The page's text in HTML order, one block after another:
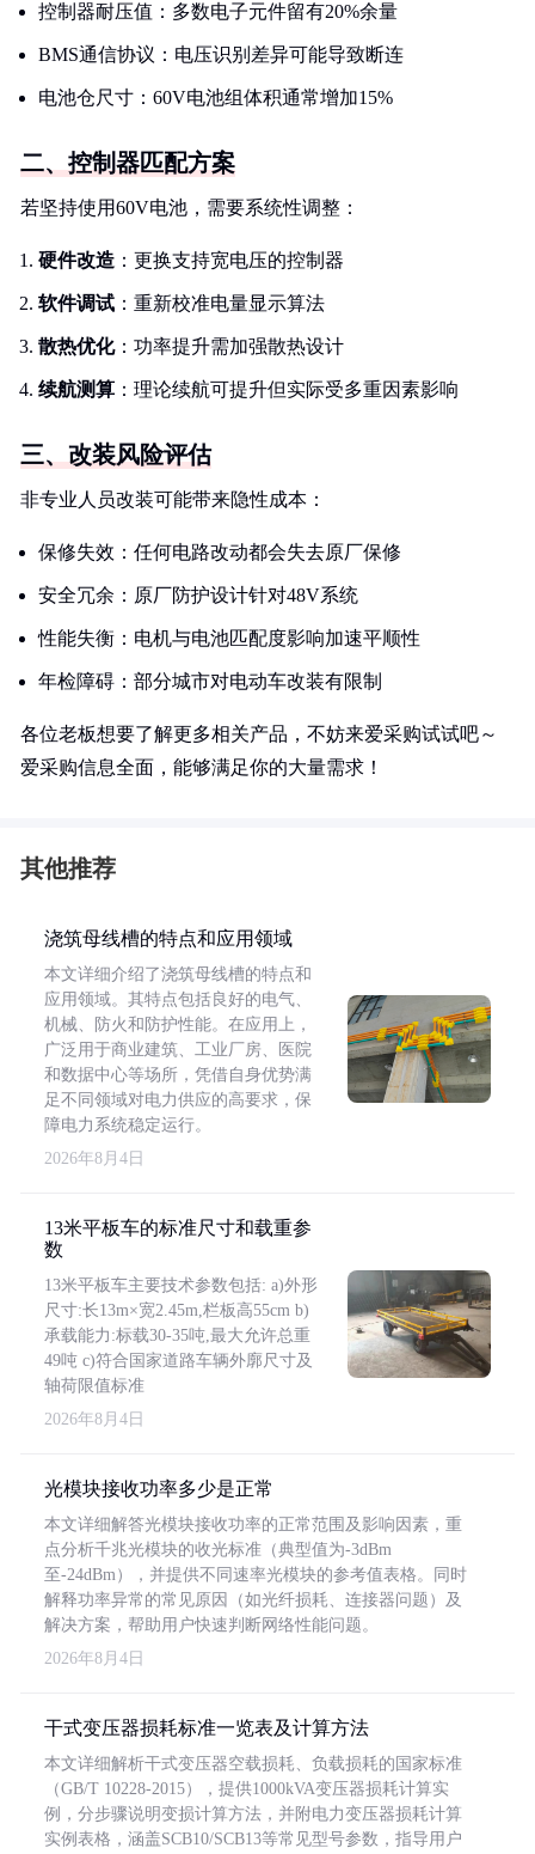
控制器耐压值：多数电子元件留有20%余量
BMS通信协议：电压识别差异可能导致断连
电池仓尺寸：60V电池组体积通常增加15%
二、控制器匹配方案
若坚持使用60V电池，需要系统性调整：
硬件改造 ：更换支持宽电压的控制器
软件调试 ：重新校准电量显示算法
散热优化：功率提升需加强散热设计
续航测算 ：理论续航可提升但实际受多重因素影响
三、改装风险评估
非专业人员改装可能带来隐性成本：
保修失效：任何电路改动都会失去原厂保修
安全冗余：原厂防护设计针对48V系统
性能失衡：电机与电池匹配度影响加速平顺性
年检障碍：部分城市对电动车改装有限制
各位老板想要了解更多相关产品，不妨来爱采购试试吧～
爱采购信息全面，能够满足你的大量需求！
其他推荐
浇筑母线槽的特点和应用领域
本文详细介绍了浇筑母线槽的特点和
应用领域。其特点包括良好的电气、
机械、防火和防护性能。在应用上，
广泛用于商业建筑、工业厂房、医院
和数据中心等场所，凭借自身优势满
足不同领域对电力供应的高要求，保
障电力系统稳定运行。
2026年8月4日
13米平板车的标准尺寸和载重参
数
13米平板车主要技术参数包括: a)外形
尺寸:长13m×宽2.45m,栏板高55cm b)
承载能力:标载30-35吨,最大允许总重
49吨 c)符合国家道路车辆外廓尺寸及
轴荷限值标准
2026年8月4日
光模块接收功率多少是正常
本文详细解答光模块接收功率的正常范围及影响因素，重
点分析千兆光模块的收光标准（典型值为-3dBm
至-24dBm），并提供不同速率光模块的参考值表格。同时
解释功率异常的常见原因（如光纤损耗、连接器问题）及
解决方案，帮助用户快速判断网络性能问题。
2026年8月4日
干式变压器损耗标准一览表及计算方法
本文详细解析干式变压器空载损耗、负载损耗的国家标准
（GB/T 10228-2015），提供1000kVA变压器损耗计算实
例，分步骤说明变损计算方法，并附电力变压器损耗计算
实例表格，涵盖SCB10/SCB13等常见型号参数，指导用户